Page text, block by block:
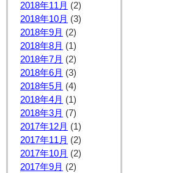
2018年11月 (2)
2018年10月 (3)
2018年9月 (2)
2018年8月 (1)
2018年7月 (2)
2018年6月 (3)
2018年5月 (4)
2018年4月 (1)
2018年3月 (7)
2017年12月 (1)
2017年11月 (2)
2017年10月 (2)
2017年9月 (2)